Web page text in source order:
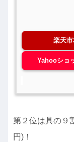
楽天
Yahooショ
第２位は具の９
円)！